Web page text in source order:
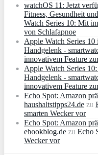
watchOS 11: Jetzt
Fitness, Gesundheit
Watch Series 10: Mit
von Schlafapnoe
Apple Watch Series
Handgelenk -
innovativem Feature
Apple Watch Series
Handgelenk -
innovativem Feature
Echo Spot: Amazon
haushaltstipps24.de zu
smarten Wecker vor
Echo Spot: Amazon
ebookblog.de zu Echo
Wecker vor